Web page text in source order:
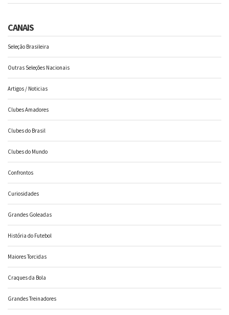
CANAIS
Seleção Brasileira
Outras Seleções Nacionais
Artigos / Noticias
Clubes Amadores
Clubes do Brasil
Clubes do Mundo
Confrontos
Curiosidades
Grandes Goleadas
História do Futebol
Maiores Torcidas
Craques da Bola
Grandes Treinadores